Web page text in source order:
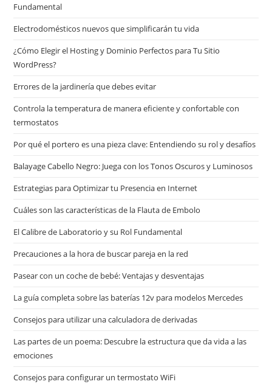
Fundamental
Electrodomésticos nuevos que simplificarán tu vida
¿Cómo Elegir el Hosting y Dominio Perfectos para Tu Sitio
WordPress?
Errores de la jardinería que debes evitar
Controla la temperatura de manera eficiente y confortable con
termostatos
Por qué el portero es una pieza clave: Entendiendo su rol y desafíos
Balayage Cabello Negro: Juega con los Tonos Oscuros y Luminosos
Estrategias para Optimizar tu Presencia en Internet
Cuáles son las características de la Flauta de Embolo
El Calibre de Laboratorio y su Rol Fundamental
Precauciones a la hora de buscar pareja en la red
Pasear con un coche de bebé: Ventajas y desventajas
La guía completa sobre las baterías 12v para modelos Mercedes
Consejos para utilizar una calculadora de derivadas
Las partes de un poema: Descubre la estructura que da vida a las
emociones
Consejos para configurar un termostato WiFi